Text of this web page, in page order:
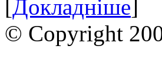
[Докладніше]
© Copyright